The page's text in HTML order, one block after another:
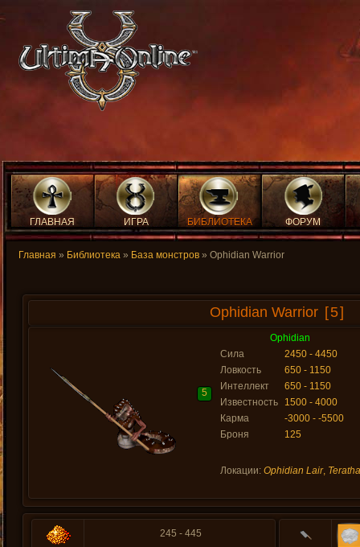
ГЛАВНАЯ ИГРА БИБЛИОТЕКА ФОРУМ
Главная » Библиотека » База монстров » Ophidian Warrior
Ophidian Warrior [5]
5
Ophidian
Сила
2450 - 4450
Ловкость
650 - 1150
Интеллект
650 - 1150
Известность
1500 - 4000
Карма
-3000 - -5500
Броня
125
Локации: Ophidian Lair,
245 - 445